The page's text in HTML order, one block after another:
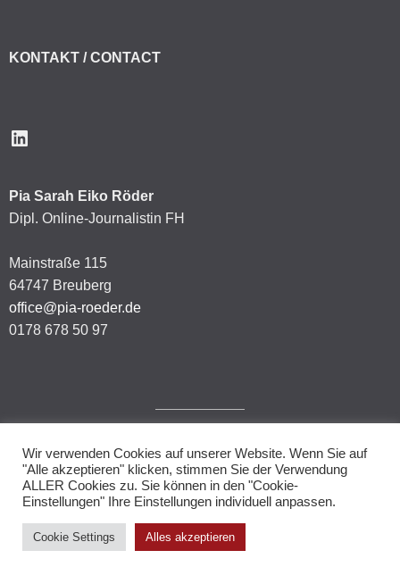
KONTAKT / CONTACT
LinkedIn
Pia Sarah Eiko Röder
Dipl. Online-Journalistin FH
Mainstraße 115
64747 Breuberg
office@pia-roeder.de
0178 678 50 97
Impressum
Datenschutzerklärung
© 2026. Allegianttheme by CPOThemes.
Wir verwenden Cookies auf unserer Website. Wenn Sie auf
"Alle akzeptieren" klicken, stimmen Sie der Verwendung
ALLER Cookies zu. Sie können in den "Cookie-
Einstellungen" Ihre Einstellungen individuell anpassen.
Cookie Settings Alles akzeptieren